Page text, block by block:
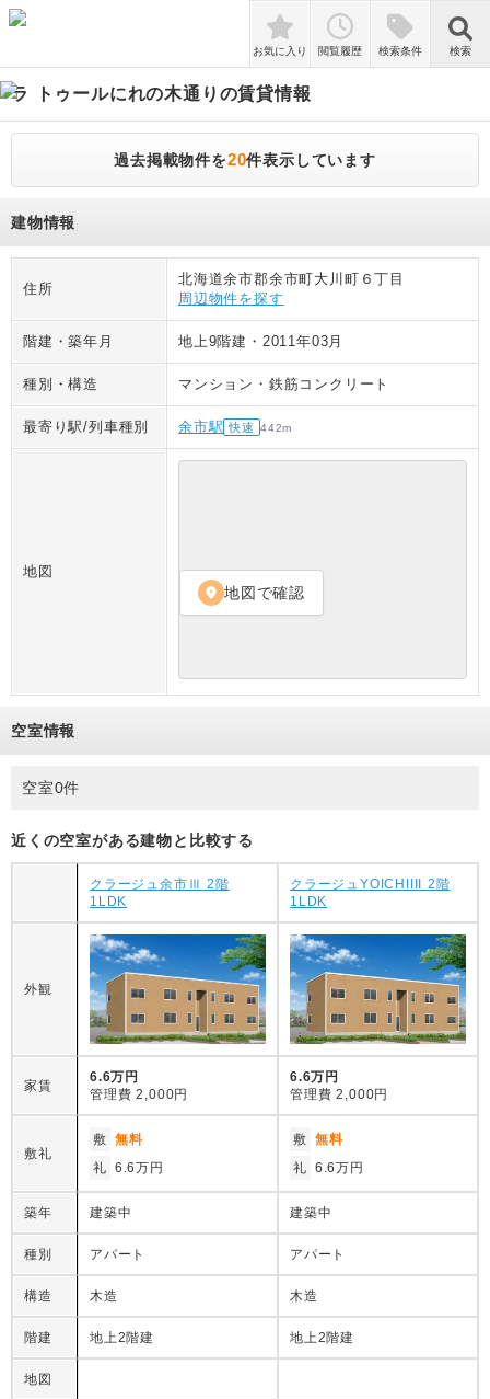
検索
お気に入り 閲覧履歴 検索条件 検索
ラ トゥールにれの木通り の賃貸情報
過去掲載物件を20件表示しています
建物情報
住所
北海道余市郡余市町大川町６丁目
周辺物件を探す
階建・築年月 地上9階建 ・ 2011年03月
種別・構造 マンション ・ 鉄筋コンクリート
最寄り駅/列車種別 余市駅 快速 442m
地図
location_on 地図で確認
空室情報
空室0件
近くの空室がある建物と比較する
クラージュ余市Ⅲ 2階
1LDK
クラージュYOICHIIII 2階
1LDK
外観
家賃
6.6万円
管理費 2,000円
6.6万円
管理費 2,000円
敷礼
敷 無料
礼 6.6万円
敷 無料
礼 6.6万円
築年 建築中 建築中
種別 アパート アパート
構造 木造 木造
階建 地上2階建 地上2階建
地図